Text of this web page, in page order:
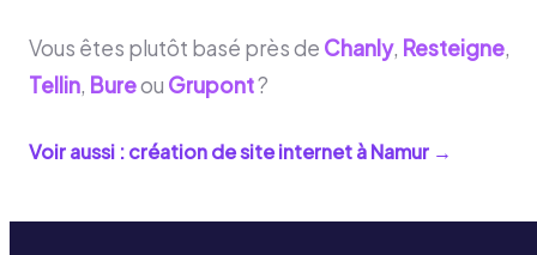
Vous êtes plutôt basé près de Chanly, Resteigne,
Tellin, Bureou Grupont?
Voir aussi : création de site internet àNamur →